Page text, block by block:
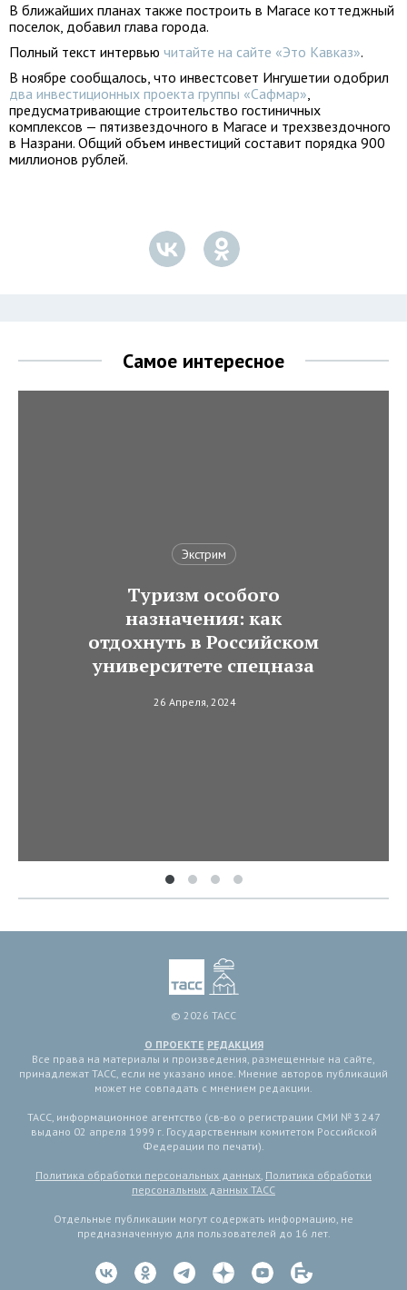
В ближайших планах также построить в Магасе коттеджный
поселок, добавил глава города.
Полный текст интервью читайте на сайте «Это Кавказ».
В ноябре сообщалось, что инвестсовет Ингушетии одобрил
два инвестиционных проекта группы «Сафмар»,
предусматривающие строительство гостиничных
комплексов — пятизвездочного в Магасе и трехзвездочного
в Назрани. Общий объем инвестиций составит порядка 900
миллионов рублей.
Самое интересное
Экстрим
Туризм особого
назначения: как
отдохнуть в Российском
университете спецназа
26 Апреля, 2024
© 2026 ТАСС
О ПРОЕКТЕ РЕДАКЦИЯ
Все права на материалы и произведения, размещенные на сайте,
принадлежат ТАСС, если не указано иное. Мнение авторов публикаций
может не совпадать с мнением редакции.
ТАСС, информационное агентство (св-во о регистрации СМИ № 3 247
выдано 02 апреля 1999 г. Государственным комитетом Российской
Федерации по печати).
Политика обработки персональных данных, Политика обработки
персональных данных ТАСС
Отдельные публикации могут содержать информацию, не
предназначенную для пользователей до 16 лет.